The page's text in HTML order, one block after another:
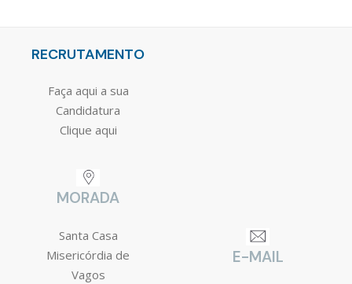
RECRUTAMENTO
Faça aqui a sua
Candidatura
Clique aqui
MORADA
Santa Casa
Misericórdia de
Vagos
E-MAIL